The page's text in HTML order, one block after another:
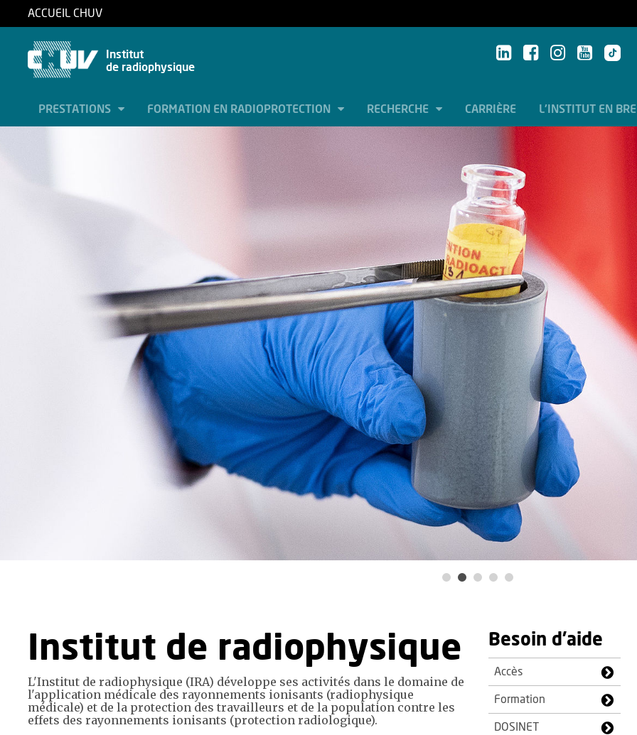
ACCUEIL CHUV
Institut
de radiophysique
PRESTATIONS FORMATION EN RADIOPROTECTION RECHERCHE CARRIÈRE L'INSTITUT EN
Institut de radiophysique
L'Institut de radiophysique (IRA) développe ses activités dans le domaine de
l'application médicale des rayonnements ionisants (radiophysique
médicale) et de la protection des travailleurs et de la population contre les
effets des rayonnements ionisants (protection radiologique).
Besoin d'aide
Accès
Formation
DOSINET